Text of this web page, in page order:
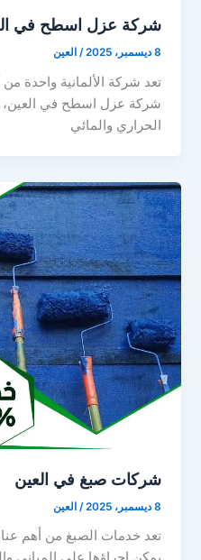
شركة عزل اسطح في
8 ديسمبر، 2025 / العين
تعد شركة الألمانية واحدة
شركة عزل اسطح في العين،
الحراري والمائي
شركات صبغ في العين
8 ديسمبر، 2025 /العين
تعد خدمات الصبغ من أهم